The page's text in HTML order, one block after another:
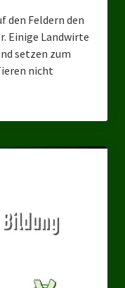
den Feldern den
Einige Landwirte
setzen zum
nicht